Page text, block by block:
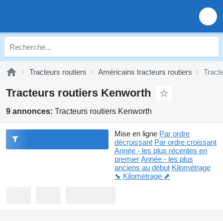
Tracteurs routiers Américains tracteurs routiers
Tracteurs routiers Kenworth
9 annonces: Tracteurs routiers Kenworth
Mise en ligne Par ordre
décroissant Par ordre croissant
Année - les plus récentes en
premierAnnée - les plus
anciens au début Kilométrage
⬊ Kilométrage ⬈